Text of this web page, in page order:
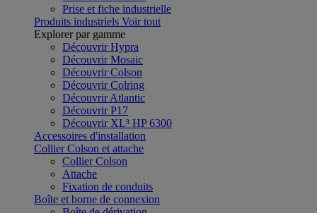
Prise et fiche industrielle
Produits industriels Voir tout
Explorer par gamme
Découvrir Hypra
Découvrir Mosaic
Découvrir Colson
Découvrir Colring
Découvrir Atlantic
Découvrir P17
Découvrir XL³ HP 6300
Accessoires d'installation
Collier Colson et attache
Collier Colson
Attache
Fixation de conduits
Boîte et borne de connexion